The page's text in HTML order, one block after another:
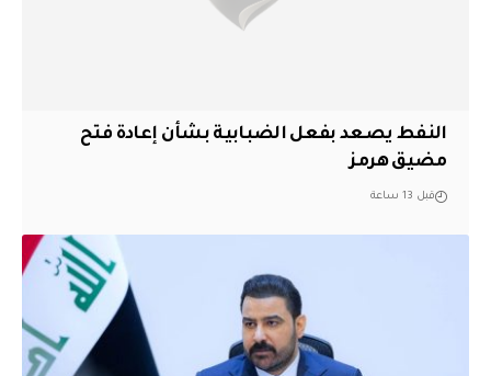
النفط يصعد بفعل الضبابية بشأن إعادة فتح
مضيق هرمز
قبل 13 ساعة